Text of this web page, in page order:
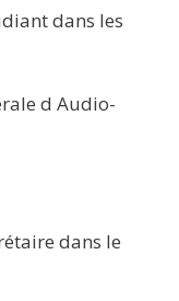
dans les
d Audio-
dans le